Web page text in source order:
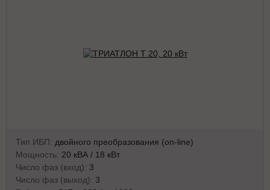
Тип ИБП: двойного преобразования (on-line)
Мощность: 20 кВА / 18 кВт
Число фаз (вход): 3
Число фаз (выход): 3